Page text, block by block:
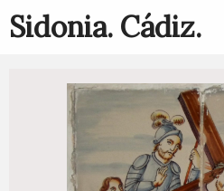
Sidonia. Cádiz.